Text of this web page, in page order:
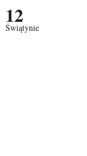
12
Świątynie